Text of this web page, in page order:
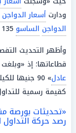
ودارت أسعار
الدواجن الساسو
وأظهر التحديث
قطاعاتها؛ إذ «وبلغت
عادل» 90 جنيها للكيلو، وسجل
كقيمة رسمية
«تحديثات بورصة
رصد حركة التداول